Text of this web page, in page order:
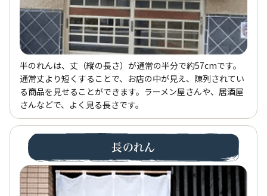
半のれんは、丈（縦の長さ）が通常の半分で約57cmです。
通常丈より短くすることで、お店の中が見え、陳列されてい
る商品を見せることができます。ラーメン屋さんや、居酒屋
さんなどで、よく見る長さです。
長のれん